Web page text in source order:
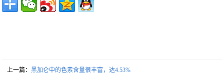
上一篇：黑加仑中的色素含量很丰富，达4.53%